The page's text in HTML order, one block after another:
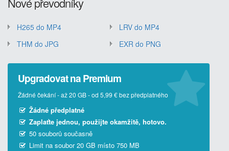
H265 do MP4
LRV do MP4
THM do JPG
EXR do PNG
Upgradovat na Premium
Žádné čekání - až 20 GB - od 5,99 € bez předplatného
Žádné předplatné
Zaplaťte jednou, použijte okamžitě, hotovo.
50 souborů současně
Limit na soubor 20 GB místo 750 MB